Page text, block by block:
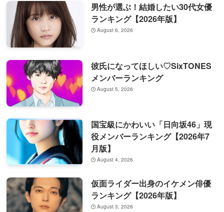
男性が選ぶ！結婚したい30代女優
ランキング【2026年版】
August 6, 2026
彼氏になってほしい♡SixTONES
メンバーランキング
August 5, 2026
国宝級にかわいい「日向坂46」現
役メンバーランキング【2026年7
月版】
August 4, 2026
仮面ライダー出身のイケメン俳優
ランキング【2026年版】
August 3, 2026